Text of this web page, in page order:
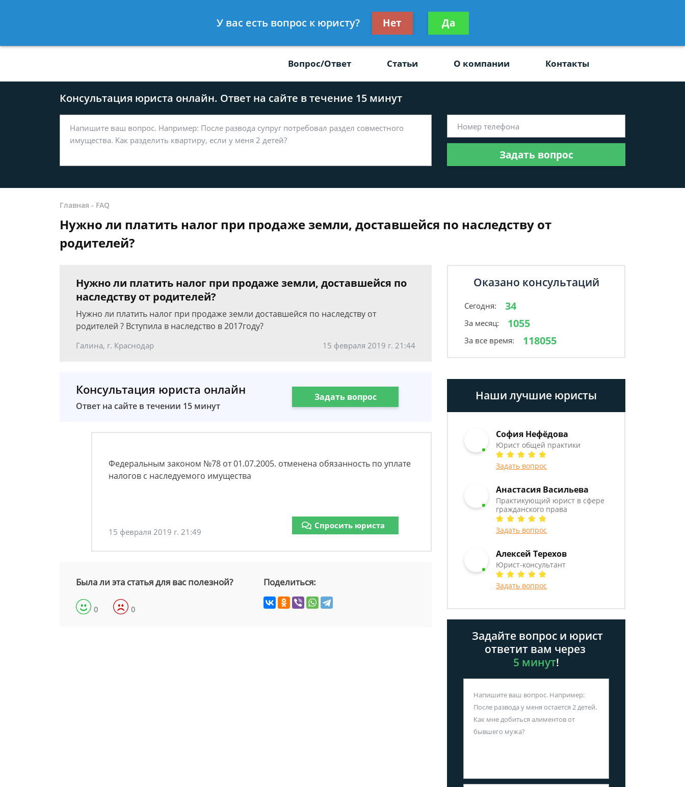
8 812 509-27-47
Получите консультацию
бесплатно
Вопрос/Ответ Статьи О компании Контакты
Консультация юриста онлайн. Ответ на сайте в течение 15 минут
Задать вопрос
Главная - FAQ
Нужно ли платить налог при продаже земли, доставшейся по наследству от
родителей?
Нужно ли платить налог при продаже земли, доставшейся по
наследству от родителей?
Нужно ли платить налог при продаже земли доставшейся по наследству от
родителей ? Вступила в наследство в 2017году?
Галина, г. Краснодар 15 февраля 2019 г. 21:44
Консультация юриста онлайн
Ответ на сайте в течении 15 минут
Задать вопрос
Федеральным законом №78 от 01.07.2005. отменена обязанность по уплате
налогов с наследуемого имущества
15 февраля 2019 г. 21:49
Спросить юриста
Была ли эта статья для вас полезной?
0 0
Поделиться:
Оказано консультаций
Сегодня: 34
За месяц: 1055
За все время: 118055
Наши лучшие юристы
София Нефёдова
Юрист общей практики
Задать вопрос
Анастасия Васильева
Практикующий юрист в сфере
гражданского права
Задать вопрос
Алексей Терехов
Юрист-консультант
Задать вопрос
Задайте вопрос и юрист
ответит вам через
5 минут!
У вас есть вопрос к юристу? Нет Да